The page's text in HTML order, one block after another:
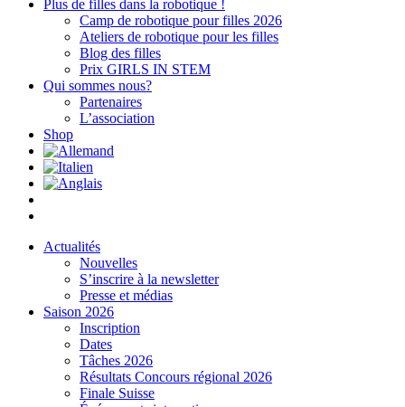
Plus de filles dans la robotique !
Camp de robotique pour filles 2026
Ateliers de robotique pour les filles
Blog des filles
Prix GIRLS IN STEM
Qui sommes nous?
Partenaires
L’association
Shop
Actualités
Nouvelles
S’inscrire à la newsletter
Presse et médias
Saison 2026
Inscription
Dates
Tâches 2026
Résultats Concours régional 2026
Finale Suisse